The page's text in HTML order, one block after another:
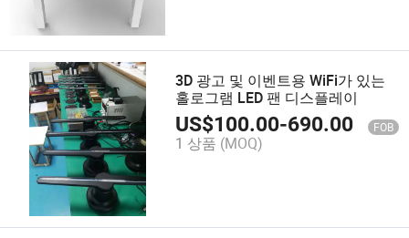
3D 광고 및 이벤트용 WiFi가 있는
홀로그램 LED 팬 디스플레이
US$100.00-690.00 FOB
1 상품 (MOQ)